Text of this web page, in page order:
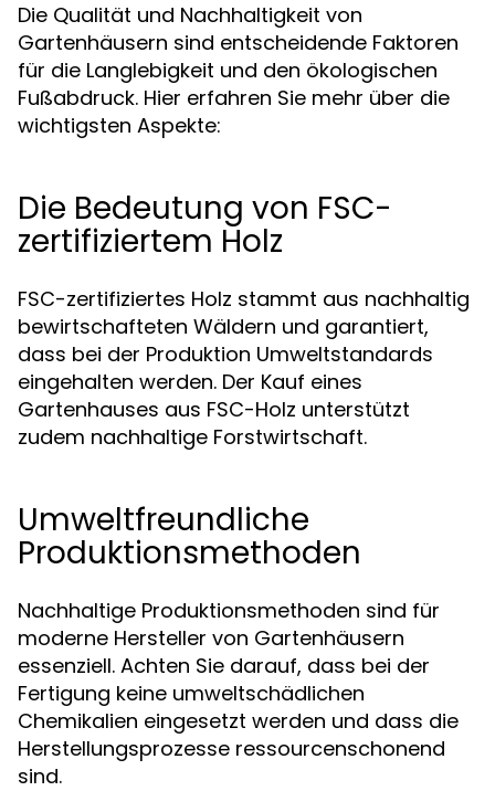
Die Qualität und Nachhaltigkeit von
Gartenhäusern sind entscheidende Faktoren
für die Langlebigkeit und den ökologischen
Fußabdruck. Hier erfahren Sie mehr über die
wichtigsten Aspekte:
Die Bedeutung von FSC-
zertifiziertem Holz
FSC-zertifiziertes Holz stammt aus nachhaltig
bewirtschafteten Wäldern und garantiert,
dass bei der Produktion Umweltstandards
eingehalten werden. Der Kauf eines
Gartenhauses aus FSC-Holz unterstützt
zudem nachhaltige Forstwirtschaft.
Umweltfreundliche
Produktionsmethoden
Nachhaltige Produktionsmethoden sind für
moderne Hersteller von Gartenhäusern
essenziell. Achten Sie darauf, dass bei der
Fertigung keine umweltschädlichen
Chemikalien eingesetzt werden und dass die
Herstellungsprozesse ressourcenschonend
sind.